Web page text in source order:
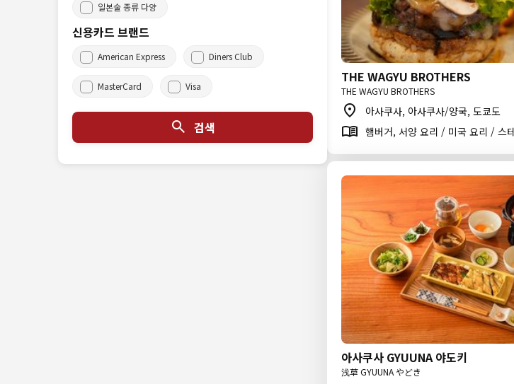
일본술 종류 다양
신용카드 브랜드
American Express Diners Club
MasterCard Visa
검색
THE WAGYU BROTHERS
THE WAGYU BROTHERS
아사쿠사, 아사쿠사/양국, 도쿄도
햄버거, 서양 요리 / 미국 요리 / 스
아사쿠사 GYUUNA 야도키
浅草 GYUUNA やどき